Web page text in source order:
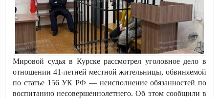
Мировой судья в Курске рассмотрел уголовное дело в
отношении 41-летней местной жительницы, обвиняемой
по статье 156 УК РФ — неисполнение обязанностей по
воспитанию несовершеннолетнего. Об этом сообщили в